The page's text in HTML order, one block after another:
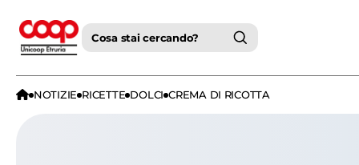
Cosa stai cercando?
NOTIZIE RICETTE DOLCI CREMA DI RICOTTA